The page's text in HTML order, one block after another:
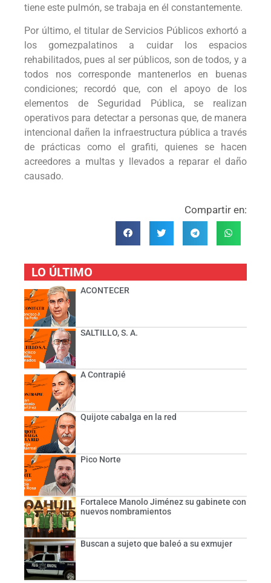
tiene este pulmón, se trabaja en él constantemente.
Por último, el titular de Servicios Públicos exhortó a
los gomezpalatinos a cuidar los espacios
rehabilitados, pues al ser públicos, son de todos, y a
todos nos corresponde mantenerlos en buenas
condiciones; recordó que, con el apoyo de los
elementos de Seguridad Pública, se realizan
operativos para detectar a personas que, de manera
intencional dañen la infraestructura pública a través
de prácticas como el grafiti, quienes se hacen
acreedores a multas y llevados a reparar el daño
causado.
Compartir en:
LO ÚLTIMO
ACONTECER
SALTILLO, S. A.
A Contrapié
Quijote cabalga en la red
Pico Norte
Fortalece Manolo Jiménez su gabinete con
nuevos nombramientos
Buscan a sujeto que baleó a su exmujer